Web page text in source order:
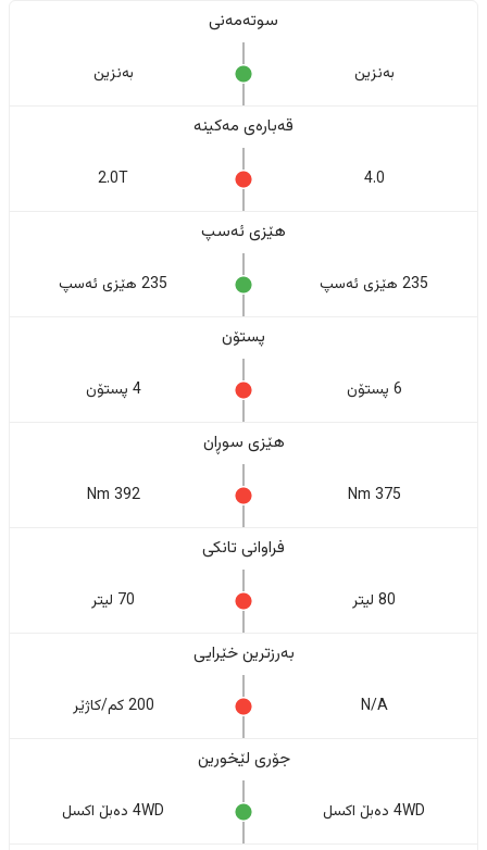
سوتەمەنی
بەنزین بەنزین
قەبارەی مەکینە
4.0
2.0T
هێزی ئەسپ
235 هێزی ئەسپ 235 هێزی ئەسپ
پستۆن
6 پستۆن 4 پستۆن
هێزی سوڕان
375 Nm
392 Nm
فراوانی تانکی
80 لیتر 70 لیتر
بەرزترین خێرایی
N/A 200 کم/کاژێر
جۆری لێخورین
4WD دەبڵ اکسل 4WD دەبڵ اکسل